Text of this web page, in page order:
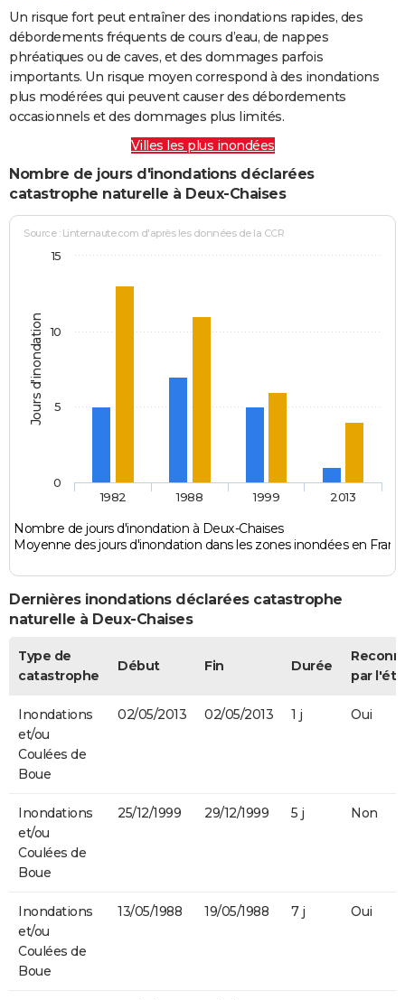
Un risque fort peut entraîner des inondations rapides, des
débordements fréquents de cours d’eau, de nappes
phréatiques ou de caves, et des dommages parfois
importants. Un risque moyen correspond à des inondations
plus modérées qui peuvent causer des débordements
occasionnels et des dommages plus limités.
Villes les plus inondées
Nombre de jours d'inondations déclarées
catastrophe naturelle à Deux-Chaises
Jours d'inondation
Source : Linternaute.com d'après les données de la CCR
Nombre de jours d'inondation à Deux-Chaises
Moyenne des jours d'inondation dans les zones inondées en
1982 1988 1999 2013
0
5
10
15
Dernières inondations déclarées catastrophe
naturelle à Deux-Chaises
Type de
catastrophe
Début Fin Durée
par
Inondations
et/ou
Coulées de
Boue
02/05/2013 02/05/2013 1 j Oui
Inondations
et/ou
Coulées de
Boue
25/12/1999 29/12/1999 5 j Non
Inondations
et/ou
Coulées de
Boue
13/05/1988 19/05/1988 7 j Oui